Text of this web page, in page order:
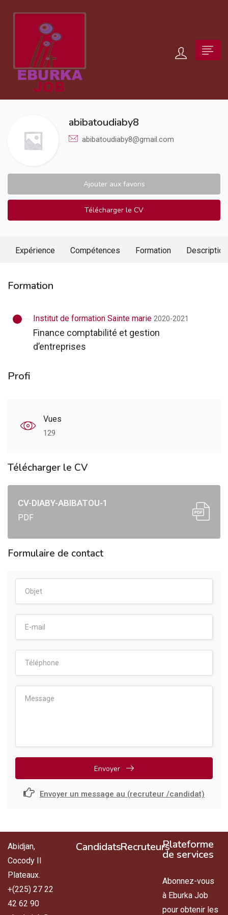
abibatoudiaby8
abibatoudiaby8@gmail.com
Ajouter aux favoris
Télécharger le CV
Expérience Compétences Formation Description
Formation
Institut de formation Sainte marie 2020-2021
Finance comptabilité et gestion
d’entreprises
Profi
Vues
129
Télécharger le CV
CV-DIABY-ABIBATOU-1
PDF
Formulaire de contact
Envoyer
Envoyer un message au (recruteur /candidat)
Abidjan,
Cocody II
Plateaux.
+(225) 27 22
42 62 90
CandidatsRecruteursPlateforme
de services
Abonnez-vous
à Eburka Job
pour obtenir les